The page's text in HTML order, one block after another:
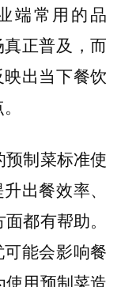
端常用的品
真正普及，而
出当下餐饮
制菜标准使
出餐效率、
都有帮助。
能会影响餐
用预制菜造